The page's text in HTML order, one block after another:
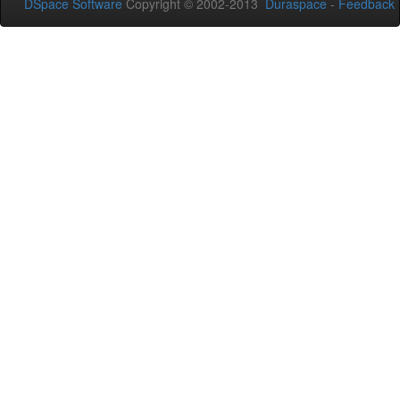
DSpace Software Copyright © 2002-2013 Duraspace - Feedback